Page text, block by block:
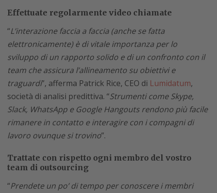
Effettuate regolarmente video chiamate
“L’interazione faccia a faccia (anche se fatta
elettronicamente) è di vitale importanza per lo
sviluppo di un rapporto solido e di un confronto con il
team che assicura l’allineamento su obiettivi e
traguardi”, afferma Patrick Rice, CEO di Lumidatum,
società di analisi predittiva. “Strumenti come Skype,
Slack, WhatsApp e Google Hangouts rendono più facile
rimanere in contatto e interagire con i compagni di
lavoro ovunque si trovino”.
Trattate con rispetto ogni membro del vostro
team di outsourcing
“Prendete un po’ di tempo per conoscere i membri